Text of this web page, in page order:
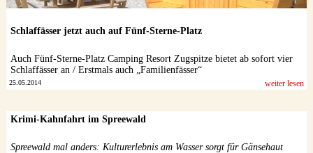
Schlaffässer jetzt auch auf Fünf-Sterne-Platz
Auch Fünf-Sterne-Platz Camping Resort Zugspitze bietet ab sofort vier
Schlaffässer an / Erstmals auch „Familienfässer“
25.05.2014 weiter lesen
Krimi-Kahnfahrt im Spreewald
Spreewald mal anders: Kulturerlebnis am Wasser sorgt für Gänsehaut